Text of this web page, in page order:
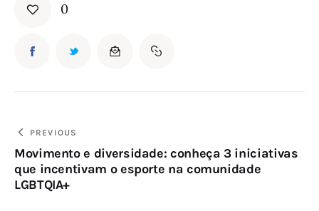
0
PREVIOUS
Movimento e diversidade: conheça 3 iniciativas
que incentivam o esporte na comunidade
LGBTQIA+